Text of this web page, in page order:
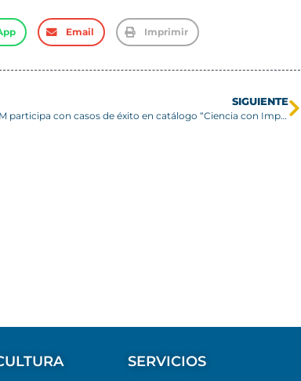
Email Imprimir
SIGUIENTE
USM participa con casos de éxito en catálogo “Ciencia con Impacto”
SERVICIOS